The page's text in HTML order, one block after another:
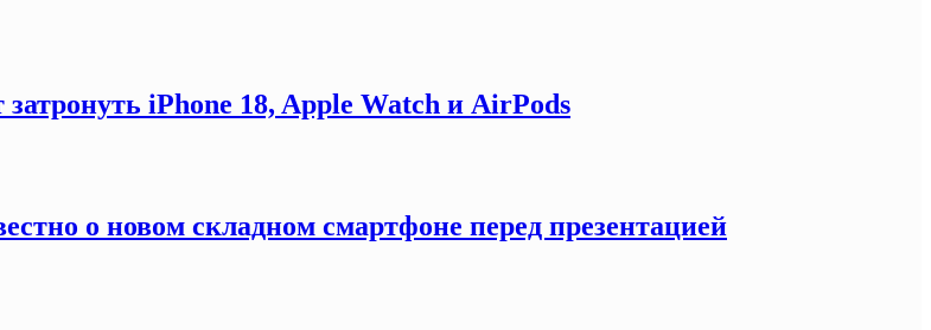
iPhone 18, Apple Watch и AirPods
о новом складном смартфоне перед презентацией